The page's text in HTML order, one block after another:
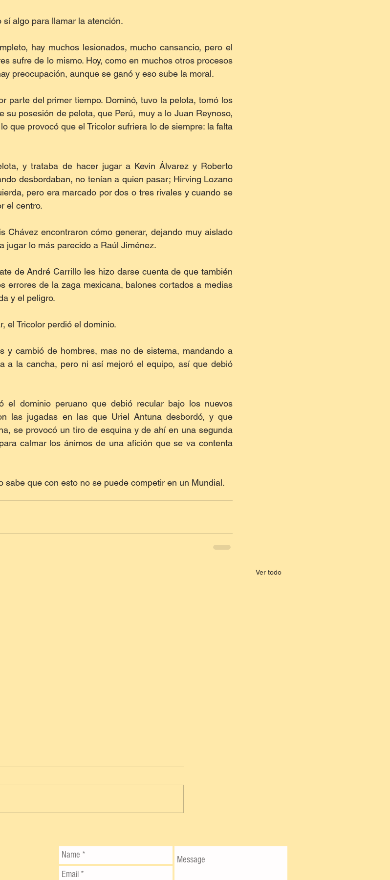
algo para llamar la atención.
hay muchos lesionados, mucho cansancio, pero el
sufre de lo mismo. Hoy, como en muchos otros procesos
preocupación, aunque se ganó y eso sube la moral.
parte del primer tiempo. Dominó, tuvo la pelota, tomó los
su posesión de pelota, que Perú, muy a lo Juan Reynoso,
que provocó que el Tricolor sufriera lo de siempre: la falta
y trataba de hacer jugar a Kevin Álvarez y Roberto
desbordaban, no tenían a quien pasar; Hirving Lozano
pero era marcado por dos o tres rivales y cuando se
el centro.
Chávez encontraron cómo generar, dejando muy aislado
jugar lo más parecido a Raúl Jiménez.
de André Carrillo les hizo darse cuenta de que también
errores de la zaga mexicana, balones cortados a medias
y el peligro.
el Tricolor perdió el dominio.
y cambió de hombres, mas no de sistema, mandando a
a la cancha, pero ni así mejoró el equipo, así que debió
el dominio peruano que debió recular bajo los nuevos
las jugadas en las que Uriel Antuna desbordó, y que
se provocó un tiro de esquina y de ahí en una segunda
calmar los ánimos de una afición que se va contenta
sabe que con esto no se puede competir en un Mundial.
Ver todo